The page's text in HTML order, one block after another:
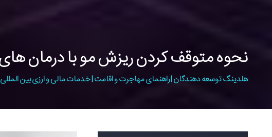
نحوه متوقف کردن ریزش مو با درمان
هلدینگ توسعه دهندگان | راهنمای مهاجرت و اقامت | خدمات مالی و ارزی بین